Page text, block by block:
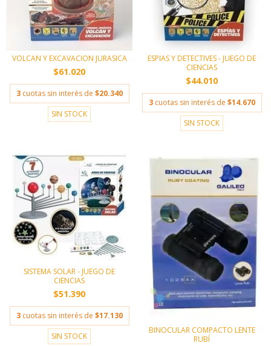
VOLCAN Y EXCAVACION JURASICA
$61.020
3 cuotas sin interés de $20.340
SIN STOCK
ESPIAS Y DETECTIVES - JUEGO DE
CIENCIAS
$44.010
3 cuotas sin interés de $14.670
SIN STOCK
SISTEMA SOLAR - JUEGO DE
CIENCIAS
$51.390
3 cuotas sin interés de $17.130
SIN STOCK
BINOCULAR COMPACTO LENTE
RUBÍ